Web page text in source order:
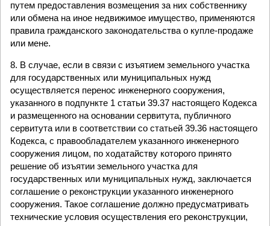
путем предоставления возмещения за них собственнику
или обмена на иное недвижимое имущество, применяются
правила гражданского законодательства о купле-продаже
или мене.
8. В случае, если в связи с изъятием земельного участка
для государственных или муниципальных нужд
осуществляется перенос инженерного сооружения,
указанного в подпункте 1 статьи 39.37 настоящего Кодекса
и размещенного на основании сервитута, публичного
сервитута или в соответствии со статьей 39.36 настоящего
Кодекса, с правообладателем указанного инженерного
сооружения лицом, по ходатайству которого принято
решение об изъятии земельного участка для
государственных или муниципальных нужд, заключается
соглашение о реконструкции указанного инженерного
сооружения. Такое соглашение должно предусматривать
технические условия осуществления его реконструкции,